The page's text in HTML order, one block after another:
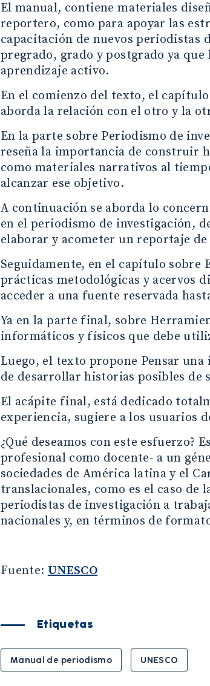
El manual, contiene materiales
reportero, como para apoyar las
capacitación de nuevos periodistas
pregrado, grado y postgrado ya
aprendizaje activo.
En el comienzo del texto, el
aborda la relación con el otro y la
En la parte sobre Periodismo de
reseña la importancia de construir
como materiales narrativos al
alcanzar ese objetivo.
A continuación se aborda lo
en el periodismo de investigación,
elaborar y acometer un reportaje
Seguidamente, en el capítulo sobre
prácticas metodológicas y acervos
acceder a una fuente reservada
Ya en la parte final, sobre
informáticos y físicos que debe
Luego, el texto propone Pensar
de desarrollar historias posibles de
El acápite final, está dedicado
experiencia, sugiere a los usuarios
¿Qué deseamos con este
profesional como docente- a un
sociedades de América latina y el
translacionales, como es el caso de
periodistas de investigación a
nacionales y, en términos de
Fuente:UNESCO
Etiquetas
Manual de periodismo UNESCO